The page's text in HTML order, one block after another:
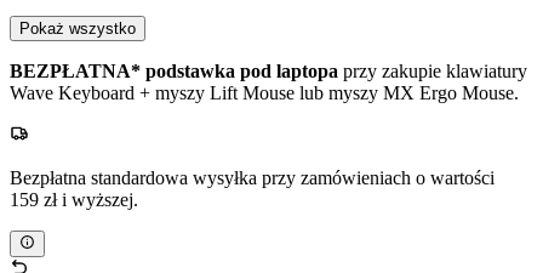
Pokaż wszystko
BEZPŁATNA* podstawka pod laptopa przy zakupie klawiatury
Wave Keyboard + myszy Lift Mouse lub myszy MX Ergo Mouse.
Bezpłatna standardowa wysyłka przy zamówieniach o wartości
159 zł i wyższej.